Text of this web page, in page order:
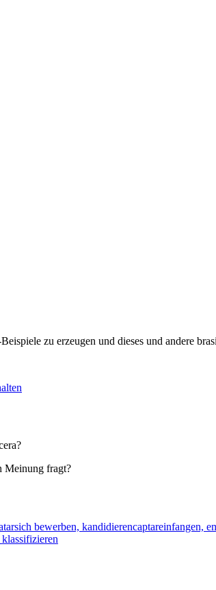
zu erzeugen und dieses und andere
Meinung fragt?
sich bewerben, kandidierencaptareinfangen,